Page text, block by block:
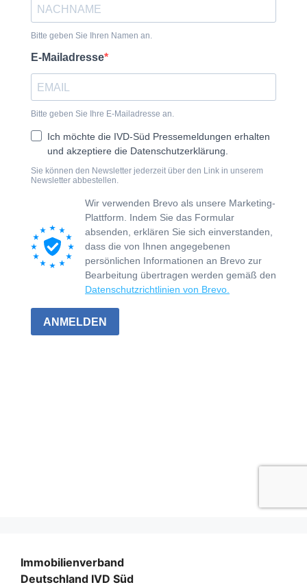
Immobilienverband
Deutschland IVD Süd